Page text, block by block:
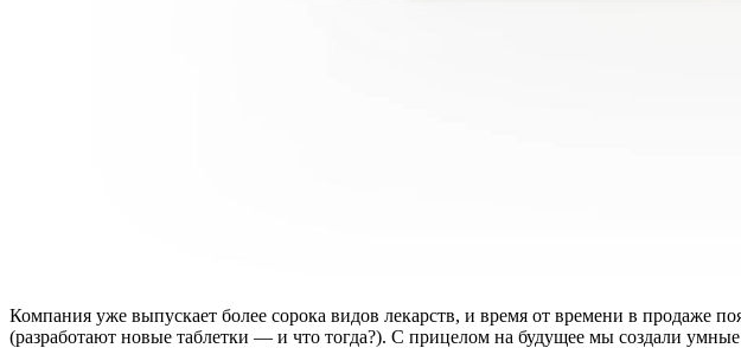
Компания уже выпускает более сорока видов лекарств, и время от времени в продаже
(разработают новые таблетки — и что тогда?). С прицелом на будущее мы создали